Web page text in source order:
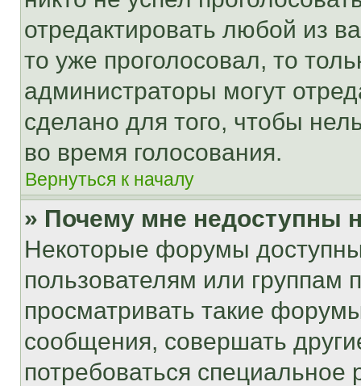
отредактировать любой из
то уже проголосовал, то
администраторы могут
сделано для того, чтобы
во время голосования.
Вернуться к началу
» Почему мне недоступны
Некоторые форумы
пользователям или группам
просматривать такие
сообщения, совершать
потребоваться